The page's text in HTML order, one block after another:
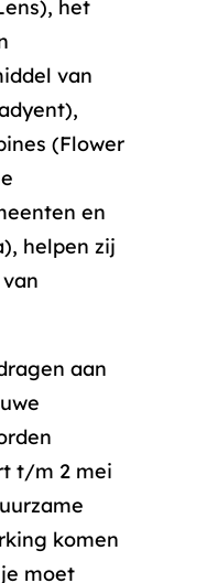
het
van
(Flower
en
helpen zij
aan
t/m 2 mei
komen
moet